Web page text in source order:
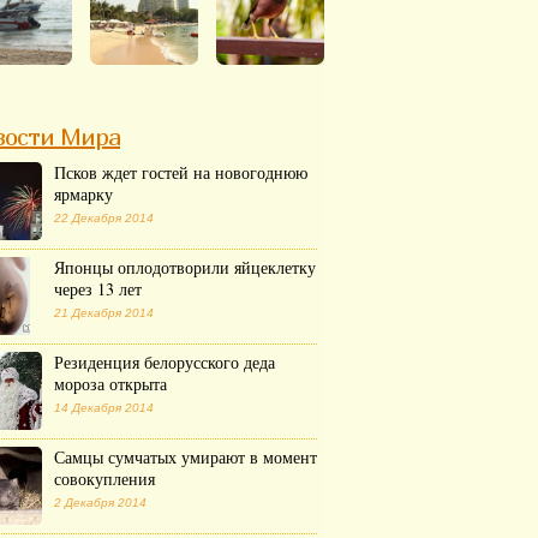
Мира
Псков ждет гостей на новогоднюю
ярмарку
22 Декабря 2014
Японцы оплодотворили яйцеклетку
через 13 лет
21 Декабря 2014
Резиденция белорусского деда
мороза открыта
14 Декабря 2014
Самцы сумчатых умирают в момент
совокупления
2 Декабря 2014